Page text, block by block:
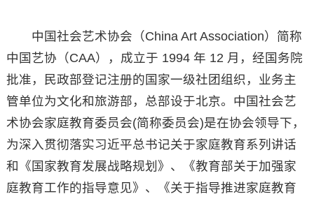
中国社会艺术协会（China Art Association）简称
中国艺协（CAA），成立于 1994 年 12 月，经国务院
批准，民政部登记注册的国家一级社团组织，业务主
管单位为文化和旅游部，总部设于北京。中国社会艺
术协会家庭教育委员会(简称委员会)是在协会领导下，
为深入贯彻落实习近平总书记关于家庭教育系列讲话
和《国家教育发展战略规划》、《教育部关于加强家
庭教育工作的指导意见》、《关于指导推进家庭教育